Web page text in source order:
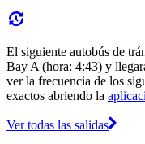
El siguiente autobús de
Bay A (hora: 4:43) y
ver la frecuencia de los
exactos abriendo la
Ver todas las salidas